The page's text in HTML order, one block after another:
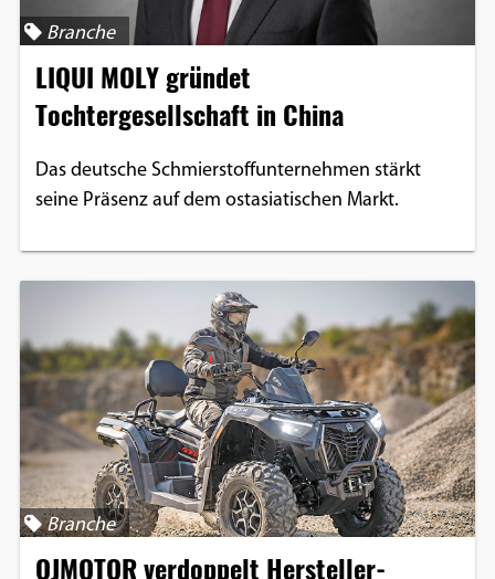
Branche
LIQUI MOLY gründet
Tochtergesellschaft in China
Das deutsche Schmierstoffunternehmen stärkt
seine Präsenz auf dem ostasiatischen Markt.
Branche
QJMOTOR verdoppelt Hersteller-